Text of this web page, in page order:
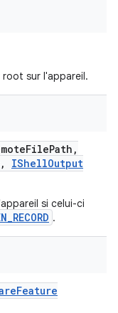
root sur l'appareil.
FilePath ,
, IShellOutput
si celui-ci
.
Feature